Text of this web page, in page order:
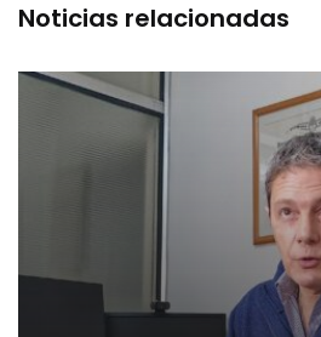
Noticias relacionadas